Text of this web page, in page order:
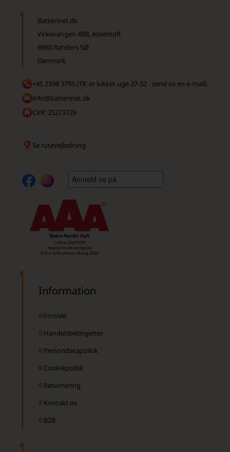
Batterinet.dk
Virkevangen 48B, Assentoft
8960 Randers SØ
Danmark
+45 2398 3795 (Tlf. er lukket uge 27-32 - send os en e-mail)
info@batterinet.dk
CVR: 25273729
Se rutevejledning
Information
Forside
Handelsbetingelser
Persondatapolitik
Cookiepolitik
Returnering
Kontakt os
B2B